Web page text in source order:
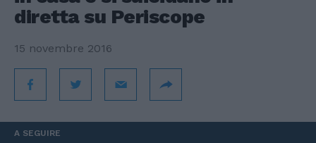
diretta su Periscope
15 novembre 2016
A SEGUIRE